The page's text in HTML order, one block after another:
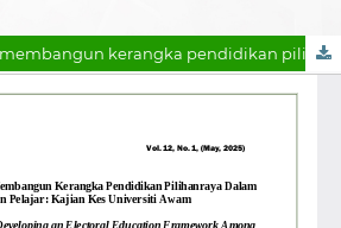
Dasar undi 18 dan membangun kerangka pendidikan pilihanraya dalam kalangan pelajar: kajian kes universiti awam